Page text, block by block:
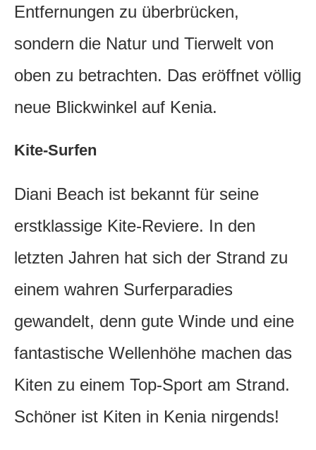
Entfernungen zu überbrücken,
sondern die Natur und Tierwelt von
oben zu betrachten. Das eröffnet völlig
neue Blickwinkel auf Kenia.
Kite-Surfen
Diani Beach ist bekannt für seine
erstklassige Kite-Reviere. In den
letzten Jahren hat sich der Strand zu
einem wahren Surferparadies
gewandelt, denn gute Winde und eine
fantastische Wellenhöhe machen das
Kiten zu einem Top-Sport am Strand.
Schöner ist Kiten in Kenia nirgends!